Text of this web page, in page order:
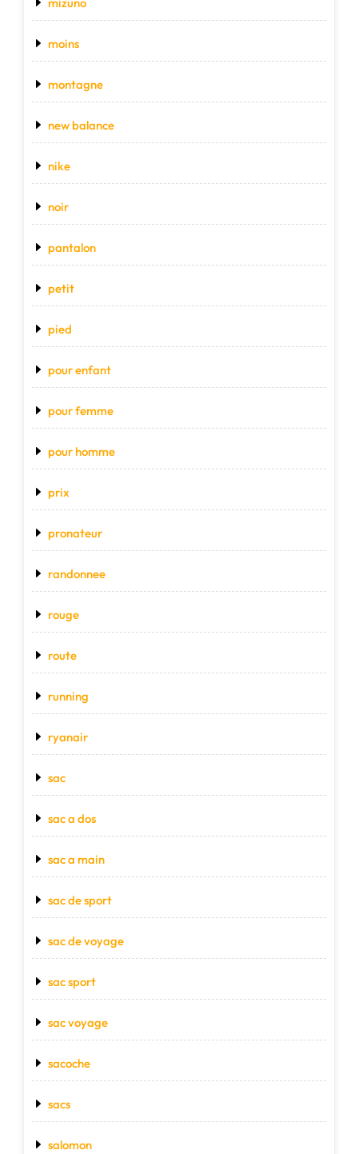
moins
montagne
new balance
nike
noir
pantalon
petit
pied
pour enfant
pour femme
pour homme
prix
pronateur
randonnee
rouge
route
running
ryanair
sac
sac a dos
sac a main
sac de sport
sac de voyage
sac sport
sac voyage
sacoche
sacs
salomon